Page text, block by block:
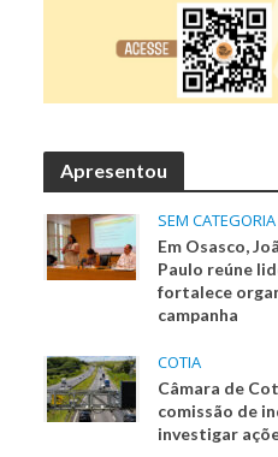
Apresentou
SEM CATEGORIA
Em Osasco,
Paulo reúne
fortalece
campanha
COTIA
Câmara de
comissão de
investigar